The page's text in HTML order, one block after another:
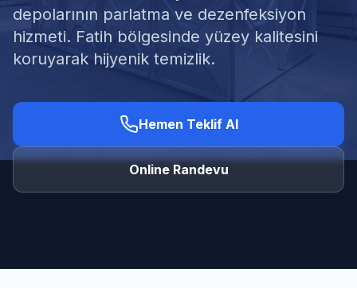
Ücretsiz Keşif Al
depolarının parlatma ve dezenfeksiyon
hizmeti. Fatih bölgesinde yüzey kalitesini
koruyarak hijyenik temizlik.
Hemen Teklif Al
Online Randevu